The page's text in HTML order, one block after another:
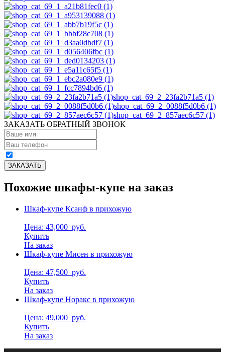
shop_cat_69_2_23fa2b71a5 (1)
shop_cat_69_2_0088f5d0b6 (1)
shop_cat_69_2_857aec6c57 (1)
ЗАКАЗАТЬ ОБРАТНЫЙ ЗВОНОК
Похожие шкафы-купе на заказ
Шкаф-купе Ксанф в прихожую
Цена: 43,000 руб.
Купить
На заказ
Шкаф-купе Мисен в прихожую
Цена: 47,500 руб.
Купить
На заказ
Шкаф-купе Норакс в прихожую
Цена: 49,000 руб.
Купить
На заказ